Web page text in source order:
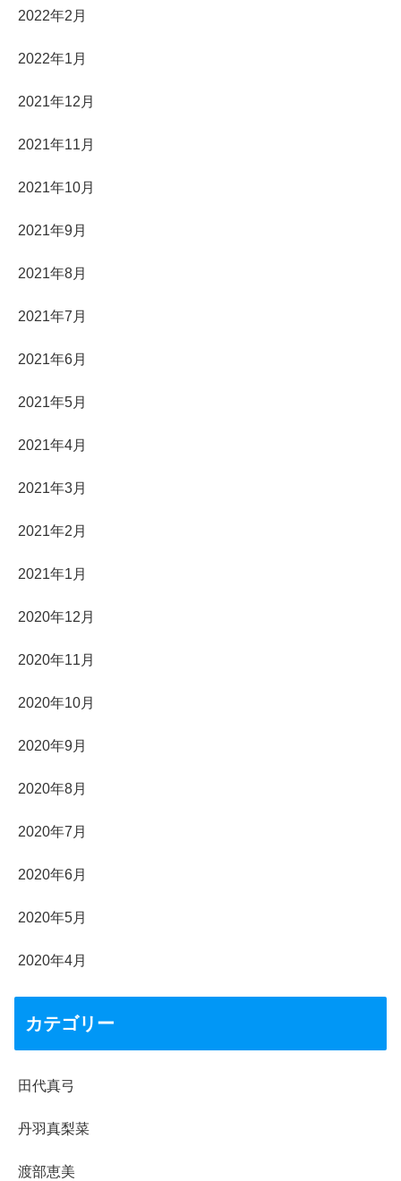
2022年2月
2022年1月
2021年12月
2021年11月
2021年10月
2021年9月
2021年8月
2021年7月
2021年6月
2021年5月
2021年4月
2021年3月
2021年2月
2021年1月
2020年12月
2020年11月
2020年10月
2020年9月
2020年8月
2020年7月
2020年6月
2020年5月
2020年4月
カテゴリー
田代真弓
丹羽真梨菜
渡部恵美